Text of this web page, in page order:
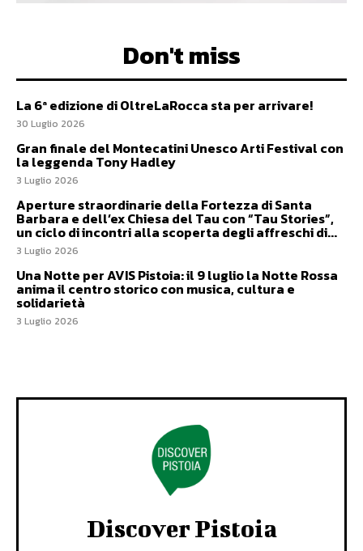
Don't miss
La 6ª edizione di OltreLaRocca sta per arrivare!
30 Luglio 2026
Gran finale del Montecatini Unesco Arti Festival con
la leggenda Tony Hadley
3 Luglio 2026
Aperture straordinarie della Fortezza di Santa
Barbara e dell’ex Chiesa del Tau con “Tau Stories”,
un ciclo di incontri alla scoperta degli affreschi di...
3 Luglio 2026
Una Notte per AVIS Pistoia: il 9 luglio la Notte Rossa
anima il centro storico con musica, cultura e
solidarietà
3 Luglio 2026
Discover Pistoia